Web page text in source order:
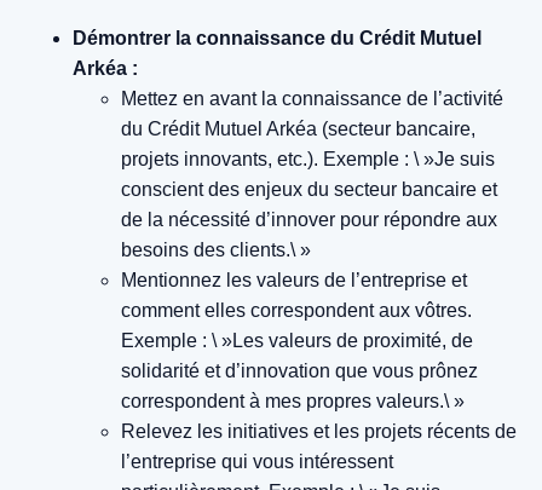
Démontrer la connaissance du Crédit Mutuel
Arkéa :
Mettez en avant la connaissance de l’activité
du Crédit Mutuel Arkéa (secteur bancaire,
projets innovants, etc.). Exemple : \ »Je suis
conscient des enjeux du secteur bancaire et
de la nécessité d’innover pour répondre aux
besoins des clients.\ »
Mentionnez les valeurs de l’entreprise et
comment elles correspondent aux vôtres.
Exemple : \ »Les valeurs de proximité, de
solidarité et d’innovation que vous prônez
correspondent à mes propres valeurs.\ »
Relevez les initiatives et les projets récents de
l’entreprise qui vous intéressent